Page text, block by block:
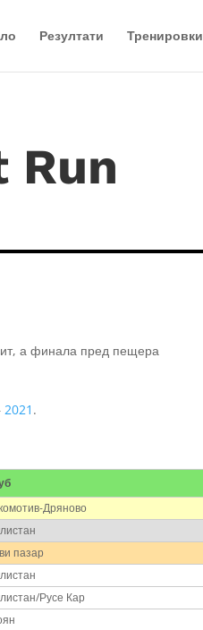
Резултати Тренировки
Run
а финала пред пещера
2021 .
Дряново
пазар
Русе Кар